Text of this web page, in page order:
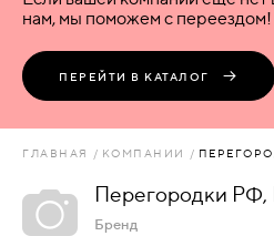
ПЕРЕГОРОДКИ
АКСЕССУАРЫ
нам, мы поможем с переездом!
ПЕРЕЙТИ В КАТАЛОГ
ГЛАВНАЯ КОМПАНИИ
Перегородки РФ,
Бренд